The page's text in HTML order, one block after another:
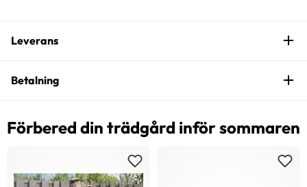
Leverans
Betalning
Förbered din trädgård inför sommaren